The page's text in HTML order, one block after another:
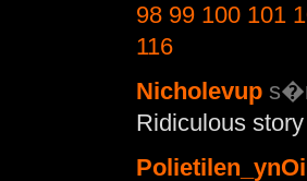
98 99 100 101
116
Nicholevup
Ridiculous
Polietilen_ynOi